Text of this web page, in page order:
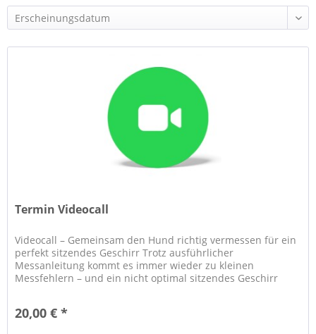
Termin Videocall
Videocall – Gemeinsam den Hund richtig vermessen für ein
perfekt sitzendes Geschirr Trotz ausführlicher
Messanleitung kommt es immer wieder zu kleinen
Messfehlern – und ein nicht optimal sitzendes Geschirr
20,00 € *